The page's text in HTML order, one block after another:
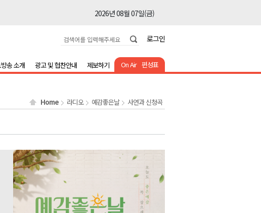
2026년 08월 07일(금)
2026년 08월 07일(금)
2026년 08월 07일(금)
2026년 08월 07일(금)
2026년 08월 07일(금)
2026년 08월 07일(금)
2026년 08월 07일(금)
2026년 08월 07일(금)
로그인
On Air 편성표
송 소개 광고 및 협찬안내 제보하기
Home 라디오 예감좋은날 사연과 신청곡